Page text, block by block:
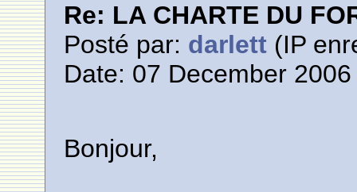
Re: LA CHARTE DU
Posté par: darlett (IP
Date: 07 December
Bonjour,